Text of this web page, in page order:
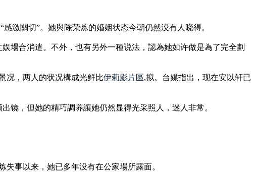
激關切”。她與陈荣炼的婚姻状态今朝仍然没有人晓得。
場合消遣。不外，也有另外一種说法，認為她如许做是為了完全劃
况，两人的状况構成光鲜比伊莉影片區,拟。台媒指出，现在安以轩已
镜，但她的精巧調养讓她仍然显得光采照人，迷人非常。
事以来，她已多年没有在公家場所露面。